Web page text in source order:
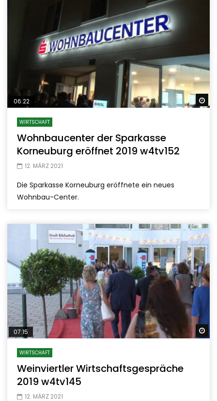
06:22
WIRTSCHAFT
Wohnbaucenter der Sparkasse
Korneuburg eröffnet 2019 w4tv152
12. MÄRZ 2021
Die Sparkasse Korneuburg eröffnete ein neues
Wohnbau-Center.
07:15
WIRTSCHAFT
Weinviertler Wirtschaftsgespräche
2019 w4tv145
12. MÄRZ 2021